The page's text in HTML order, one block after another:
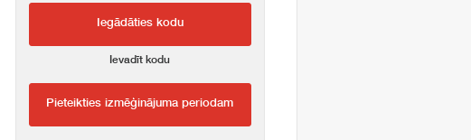
Iegādāties kodu
Ievadīt kodu
Pieteikties izmēģinājuma periodam